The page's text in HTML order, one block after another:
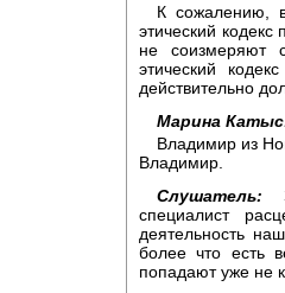
К сожалению,
этический
не соизмеряют
этический
действительно
Марина
Владимир из
Владимир.
Слушатель:
специалист
деятельность
более что есть
попадают уже не